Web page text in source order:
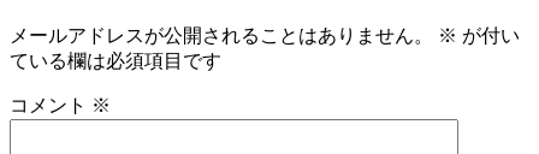
メールアドレスが公開されることはありません。 ※ が付い
ている欄は必須項目です
コメント ※